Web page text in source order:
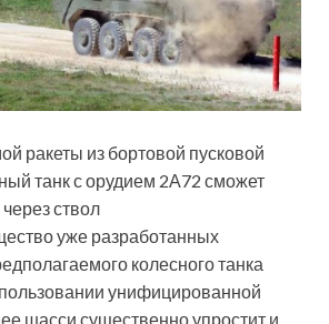
ракеты из бортовой пусковой
танк с орудием 2А72 сможет
ствол
уже разработанных
колесного танка
унифицированной
шасси существенно упростит и